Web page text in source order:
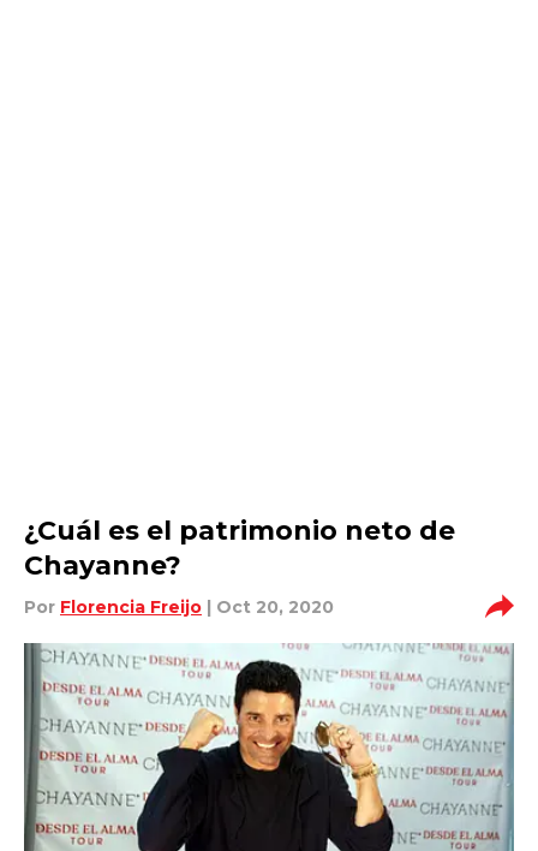
¿Cuál es el patrimonio neto de
Chayanne?
Por Florencia Freijo | Oct 20, 2020